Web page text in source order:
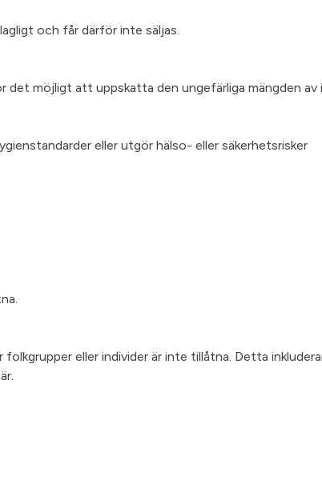
och får därför inte säljas.
möjligt att uppskatta den ungefärliga mängden av
eller utgör hälso- eller säkerhetsrisker
eller individer är inte tillåtna. Detta